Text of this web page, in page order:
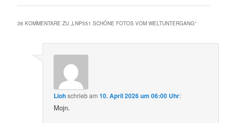
36 KOMMENTARE ZU „LNP551 SCHÖNE FOTOS VOM WELTUNTERGANG“
Liohschriebam10. April 2026 um 06:00 Uhr:
Mojn.